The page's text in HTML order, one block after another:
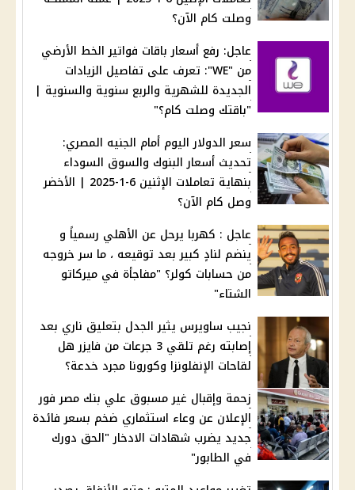
وصلت كام الآن؟
عاجل: رفع أسعار باقات فواتير الخط الأرضي
من "WE": تعرف على تفاصيل الزيادات
الجديدة للشهرية والربع سنوية والسنوية |
"باقتك وصلت كام؟"
سعر الدولار اليوم أمام الجنيه المصري:
تحديث أسعار البنوك والسوق السوداء
بنهاية تعاملات الإثنين 6-1-2025 | الأخضر
وصل كام الآن؟
عاجل : كهربا يرحل عن الأهلي رسمياً و
ينضم لنادٍ كبير بعد توقيعه ، ما سر خروجه
من حسابات كولر؟ "مفاجأة في ميركاتو
الشتاء"
نجيب ساويرس يثير الجدل بتعليق ناري بعد
إصابته رغم تلقي 3 جرعات من فايزر هل
لقاحات الإنفلونزا وكورونا مجرد خدعة؟
زحمة وإقبال غير مسبوق علي بنك مصر فور
الإعلان عن وعاء استثماري ضخم بسعر فائدة
جديد يضرب شهادات الادخار "الحق دورك
في الطابور"